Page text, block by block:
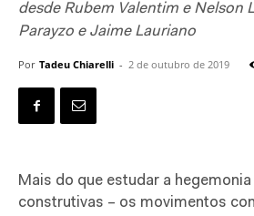
desde Rubem Valentim e Nelson
Parayzo e Jaime Lauriano
Por Tadeu Chiarelli - 2 de outubro de 2019
Mais do que estudar a
construtivas – os movimentos